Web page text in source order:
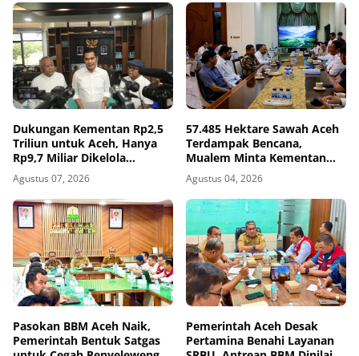
Dukungan Kementan Rp2,5
Triliun untuk Aceh, Hanya
Rp9,7 Miliar Dikelola
Pemerintah Aceh
Agustus 07, 2026
57.485 Hektare Sawah Aceh
Terdampak Bencana,
Mualem Minta Kementan
Percepat Pemulihan
Agustus 04, 2026
Pasokan BBM Aceh Naik,
Pemerintah Bentuk Satgas
Pemerintah Aceh Desak
Pertamina Benahi Layanan